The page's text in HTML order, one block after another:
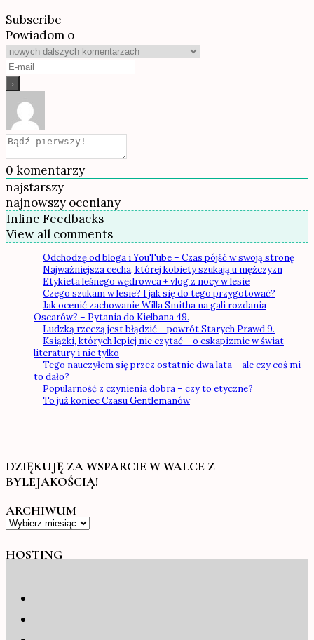
Subscribe
Powiadom o
0 komentarzy
najstarszy
najnowszy oceniany
Inline Feedbacks
View all comments
Odchodzę od bloga i YouTube – Czas pójść w swoją stronę
Najważniejsza cecha, której kobiety szukają u mężczyzn
Etykieta leśnego wędrowca + vlog z nocy w lesie
Czego szukam w lesie? I jak się do tego przygotować?
Jak ocenić zachowanie Willa Smitha na gali rozdania
Oscarów? – Pytania do Kielbana 49.
Ludzką rzeczą jest błądzić – powrót Starych Prawd 9.
Książki, których lepiej nie czytać – o eskapizmie w świat
literatury i nie tylko
Tego nauczyłem się przez ostatnie dwa lata – ale czy coś mi
to dało?
Popularność z czynienia dobra – czy to etyczne?
To już koniec Czasu Gentlemanów
DZIĘKUJĘ ZA WSPARCIE W WALCE Z
BYLEJAKOŚCIĄ!
ARCHIWUM
Archiwum
HOSTING